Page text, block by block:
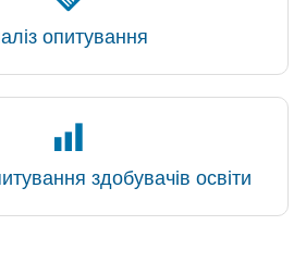
опитування
здобувачів освіти